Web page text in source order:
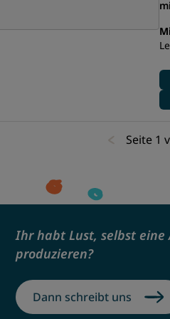
Seite 1
Ihr habt Lust, selbst eine
produzieren?
Dann schreibt uns